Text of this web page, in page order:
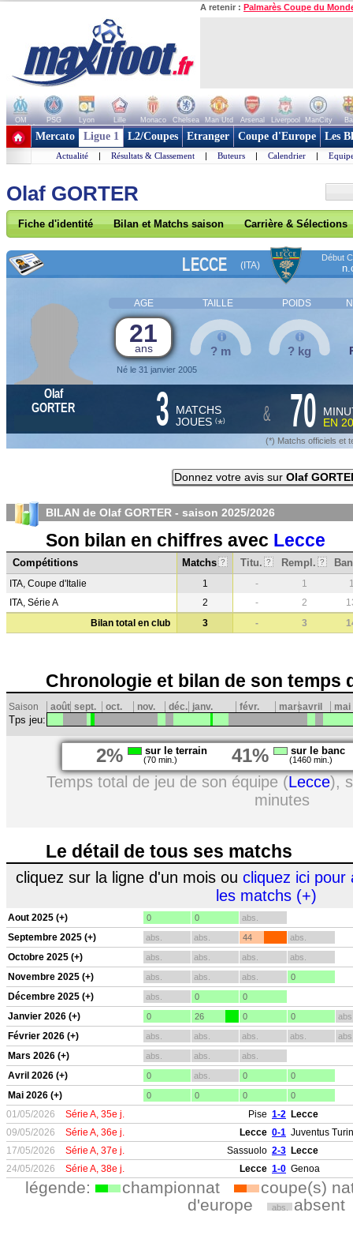
A retenir : Palmarès Coupe du
OM PSG Lyon Lille Monaco Chelsea Man Utd Arsenal Liverpool ManCity
+ de clubs
Mercato Ligue 1 L2/Coupes Etranger Coupe d'Europe Les
Actualité | Résultats & Classement | Buteurs | Calendrier |
Olaf GORTER
Fiche d'identité Bilan et Matchs saison Carrière & Sélections
LECCE (ITA)
Début
AGE TAILLE POIDS
21
ans
Né le 31 janvier 2005
? m ? kg
Olaf
GORTER
3 MATCHS
JOUES (*) & 70
EN
(*) Matchs officiels et
Donnez votre avis sur Olaf
BILAN de Olaf GORTER - saison 2025/2026
Son bilan en chiffres avec Lecce
Compétitions Matchs ? Titu. ? Rempl. ?
ITA, Coupe d'Italie 1 - 1
ITA, Série A
2 - 2
Bilan total en club
3 - 3
Chronologie et bilan de son temps
Saison août sept. oct. nov. déc. janv. févr. marsavril mai
Tps jeu:
2% sur le terrain
(70 min.) 41% sur le banc
(1460 min.)
Temps total de jeu de son équipe (Lecce),
minutes
Le détail de tous ses matchs
cliquez sur la ligne d'un mois ou cliquez ici pour
les matchs (+)
Aout 2025 (+) 0 0 abs.
Septembre 2025 (+) abs. abs. 44 abs.
Octobre 2025 (+) abs. abs. abs. abs.
Novembre 2025 (+) abs. abs. abs. 0
Décembre 2025 (+) abs. 0 0
Janvier 2026 (+) 0 26 0 0
Février 2026 (+) abs. abs. abs. abs.
Mars 2026 (+) abs. abs. abs.
Avril 2026 (+) 0 abs. 0 0
Mai 2026 (+) 0 0 0 0
01/05/2026 Série A, 35e j. Pise 1-2 Lecce
09/05/2026
Série A, 36e j. Lecce 0-1 Juventus Turin
17/05/2026
Série A, 37e j. Sassuolo 2-3 Lecce
24/05/2026
Série A, 38e j. Lecce 1-0 Genoa
légende: championnat
coupe(s)
d'europe
abs. absent